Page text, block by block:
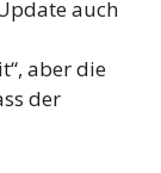
auch
aber die
der